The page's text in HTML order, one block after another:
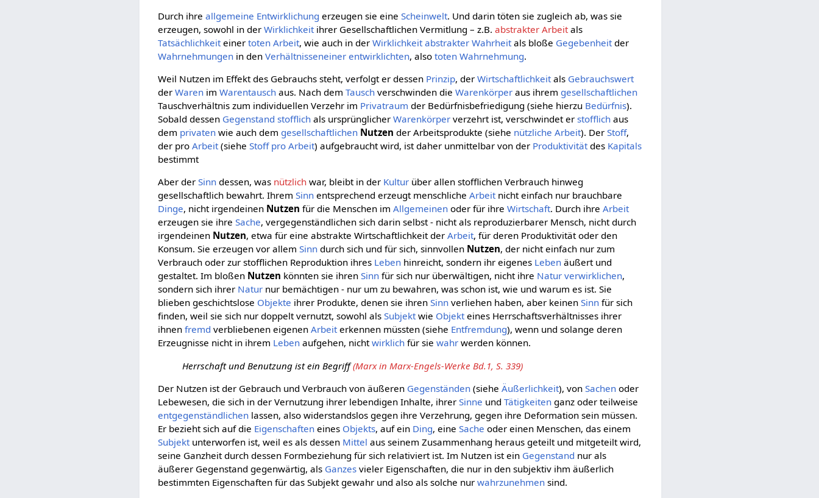
Durch ihreallgemeine Entwirklichung erzeugen sie eineScheinwelt. Und darin töten sie zugleich ab, was sie
erzeugen, sowohl in derWirklichkeitihrer Gesellschaftlichen Vermitlung – z.B.abstrakter Arbeitals
Tatsächlichkeiteinertoten Arbeit, wie auch in derWirklichkeit abstrakter Wahrheitals bloße Gegebenheitder
Wahrnehmungen in denVerhältnisseneiner entwirklichten, alsototen Wahrnehmung.
Weil Nutzen im Effekt des Gebrauchs steht, verfolgt er dessen Prinzip, derWirtschaftlichkeitals Gebrauchswert
derWaren imWarentausch aus. Nach demTausch verschwinden dieWarenkörper aus ihrem gesellschaftlichen
Tauschverhältnis zum individuellen Verzehr im Privatraum der Bedürfnisbefriedigung (siehe hierzu Bedürfnis).
Sobald dessen Gegenstand stofflich als ursprünglicherWarenkörper verzehrt ist, verschwindet erstofflich aus
dem privaten wie auch dem gesellschaftlichen Nutzen der Arbeitsprodukte (siehe nützliche Arbeit). DerStoff,
der proArbeit(sieheStoff pro Arbeit) aufgebraucht wird, ist daher unmittelbar von der Produktivitätdes Kapitals
bestimmt
Aber derSinn dessen, was nützlich war, bleibt in der Kultur über allen stofflichen Verbrauch hinweg
gesellschaftlich bewahrt. IhremSinn entsprechend erzeugt menschlicheArbeitnicht einfach nur brauchbare
Dinge, nicht irgendeinen Nutzen für die Menschen imAllgemeinen oder für ihreWirtschaft. Durch ihreArbeit
erzeugen sie ihreSache, vergegenständlichen sich darin selbst - nicht als reproduzierbarer Mensch, nicht durch
irgendeinen Nutzen, etwa für eine abstrakte Wirtschaftlichkeit derArbeit, für deren Produktivität oder den
Konsum. Sie erzeugen vor allemSinn durch sich und für sich, sinnvollen Nutzen, der nicht einfach nur zum
Verbrauch oder zur stofflichen Reproduktion ihres Leben hinreicht, sondern ihr eigenes Leben äußert und
gestaltet. Im bloßen Nutzen könnten sie ihrenSinn für sich nur überwältigen, nicht ihre Natur verwirklichen,
sondern sich ihrer Natur nur bemächtigen - nur um zu bewahren, was schon ist, wie und warum es ist. Sie
blieben geschichtslose Objekte ihrer Produkte, denen sie ihrenSinn verliehen haben, aber keinenSinn für sich
finden, weil sie sich nur doppelt vernutzt, sowohl alsSubjektwie Objekteines Herrschaftsverhältnisses ihrer
ihnenfremd verbliebenen eigenenArbeiterkennen müssten (siehe Entfremdung), wenn und solange deren
Erzeugnisse nicht in ihrem Leben aufgehen, nichtwirklich für siewahr werden können.
Herrschaft und Benutzung ist ein Begriff(Marx in Marx-Engels-Werke Bd.1, S. 339)
Der Nutzen ist der Gebrauch und Verbrauch von äußeren Gegenständen (sieheÄußerlichkeit), vonSachen oder
Lebewesen, die sich in der Vernutzung ihrer lebendigen Inhalte, ihrerSinne undTätigkeiten ganz oder teilweise
entgegenständlichen lassen, also widerstandslos gegen ihre Verzehrung, gegen ihre Deformation sein müssen.
Er bezieht sich auf die Eigenschaften eines Objekts, auf ein Ding, eineSache oder einen Menschen, das einem
Subjekt unterworfen ist, weil es als dessen Mittel aus seinem Zusammenhang heraus geteilt und mitgeteilt wird,
seine Ganzheit durch dessen Formbeziehung für sich relativiert ist. Im Nutzen ist ein Gegenstand nur als
äußerer Gegenstand gegenwärtig, als Ganzes vieler Eigenschaften, die nur in den subjektiv ihm äußerlich
bestimmten Eigenschaften für das Subjekt gewahr und also als solche nurwahrzunehmen sind.